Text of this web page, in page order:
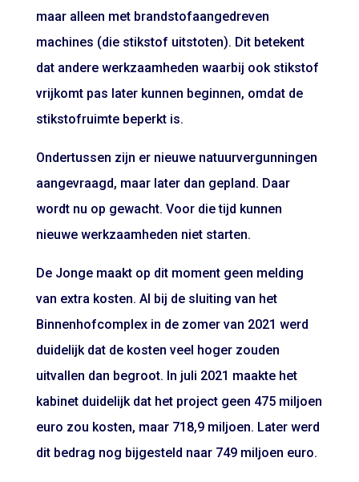
maar alleen met brandstofaangedreven
machines (die stikstof uitstoten). Dit betekent
dat andere werkzaamheden waarbij ook stikstof
vrijkomt pas later kunnen beginnen, omdat de
stikstofruimte beperkt is.
Ondertussen zijn er nieuwe natuurvergunningen
aangevraagd, maar later dan gepland. Daar
wordt nu op gewacht. Voor die tijd kunnen
nieuwe werkzaamheden niet starten.
De Jonge maakt op dit moment geen melding
van extra kosten. Al bij de sluiting van het
Binnenhofcomplex in de zomer van 2021 werd
duidelijk dat de kosten veel hoger zouden
uitvallen dan begroot. In juli 2021 maakte het
kabinet duidelijk dat het project geen 475 miljoen
euro zou kosten, maar 718,9 miljoen. Later werd
dit bedrag nog bijgesteld naar 749 miljoen euro.